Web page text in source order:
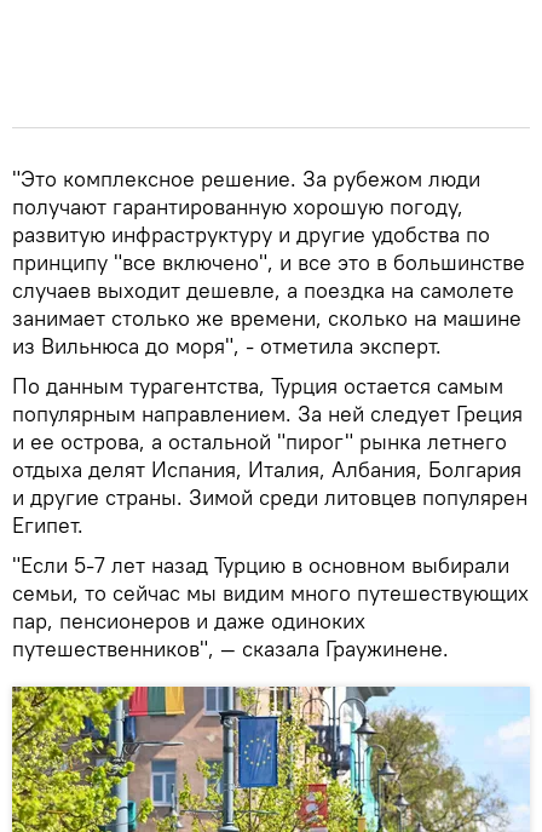
"Это комплексное решение. За рубежом люди
получают гарантированную хорошую погоду,
развитую инфраструктуру и другие удобства по
принципу "все включено", и все это в большинстве
случаев выходит дешевле, а поездка на самолете
занимает столько же времени, сколько на машине
из Вильнюса до моря", - отметила эксперт.
По данным турагентства, Турция остается самым
популярным направлением. За ней следует Греция
и ее острова, а остальной "пирог" рынка летнего
отдыха делят Испания, Италия, Албания, Болгария
и другие страны. Зимой среди литовцев популярен
Египет.
"Если 5-7 лет назад Турцию в основном выбирали
семьи, то сейчас мы видим много путешествующих
пар, пенсионеров и даже одиноких
путешественников", — сказала Граужинене.